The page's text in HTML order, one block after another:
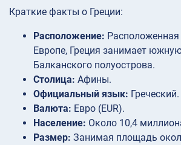
Краткие факты о Греции:
Расположение:
Европе, Греция занимает
Балканского полуострова.
Столица: Афины.
Официальный язык: Греческий.
Валюта: Евро (EUR).
Население: Около 10,4
Размер: Занимая площадь